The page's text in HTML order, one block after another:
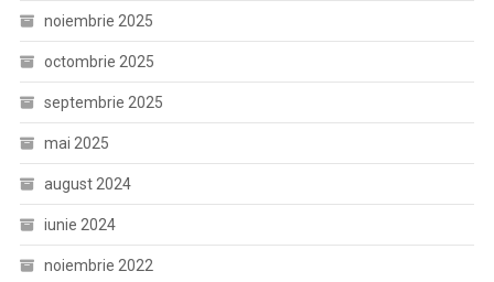
noiembrie 2025
octombrie 2025
septembrie 2025
mai 2025
august 2024
iunie 2024
noiembrie 2022